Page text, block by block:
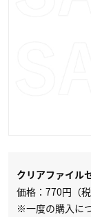
クリアファイル
価格：770円（税
※一度の購入に